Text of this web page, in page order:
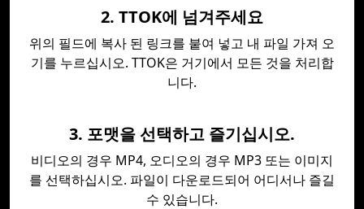
2. TTOK에 넘겨주세요
위의 필드에 복사 된 링크를 붙여 넣고 내 파일 가져 오
기를 누르십시오. TTOK은 거기에서 모든 것을 처리합
니다.
3. 포맷을 선택하고 즐기십시오.
비디오의 경우 MP4, 오디오의 경우 MP3 또는 이미지
를 선택하십시오. 파일이 다운로드되어 어디서나 즐길
수 있습니다.